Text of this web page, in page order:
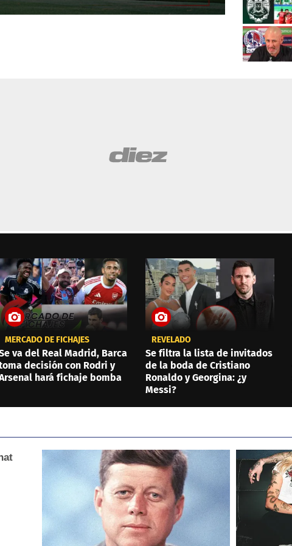
MERCADO DE FICHAJES
va del Real Madrid, Barca
decisión con Rodri y
hará fichaje bomba
REVELADO
Se filtra la lista de invitados
de la boda de Cristiano
Ronaldo y Georgina: ¿y
Messi?